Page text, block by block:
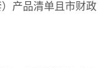
产品清单且市财政